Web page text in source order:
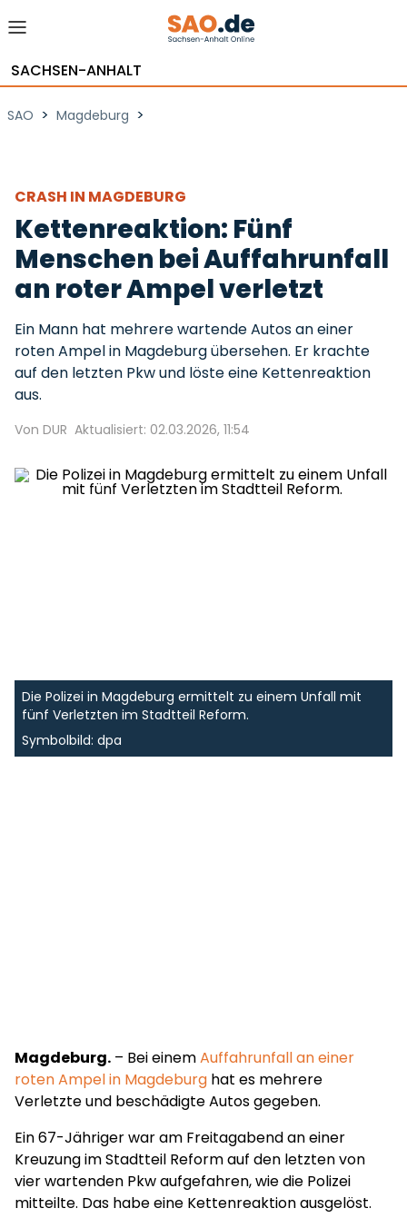
SACHSEN-ANHALT
SAO > Magdeburg >
CRASH IN MAGDEBURG
Kettenreaktion: Fünf
Menschen bei Auffahrunfall
an roter Ampel verletzt
Ein Mann hat mehrere wartende Autos an einer
roten Ampel in Magdeburg übersehen. Er krachte
auf den letzten Pkw und löste eine Kettenreaktion
aus.
Von DUR Aktualisiert: 02.03.2026, 11:54
Die Polizei in Magdeburg ermittelt zu einem Unfall mit
fünf Verletzten im Stadtteil Reform.
Symbolbild: dpa
Magdeburg. – Bei einemAuffahrunfall an einer
roten Ampel in Magdeburg hat es mehrere
Verletzte und beschädigte Autos gegeben.
Ein 67-Jähriger war am Freitagabend an einer
Kreuzung im Stadtteil Reform auf den letzten von
vier wartenden Pkw aufgefahren, wie die Polizei
mitteilte. Das habe eine Kettenreaktion ausgelöst.